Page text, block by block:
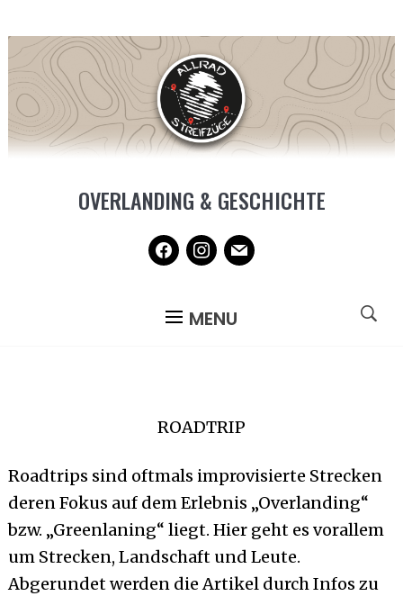
OVERLANDING & GESCHICHTE
facebookinstagram
mail
MENU
ROADTRIP
Roadtrips sind oftmals improvisierte Strecken
deren Fokus auf dem Erlebnis „Overlanding“
bzw. „Greenlaning“ liegt. Hier geht es vorallem
um Strecken, Landschaft und Leute.
Abgerundet werden die Artikel durch Infos zu